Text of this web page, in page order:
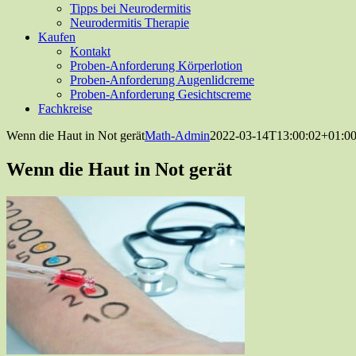
Tipps bei Neurodermitis
Neurodermitis Therapie
Kaufen
Kontakt
Proben-Anforderung Körperlotion
Proben-Anforderung Augenlidcreme
Proben-Anforderung Gesichtscreme
Fachkreise
Wenn die Haut in Not gerätMath-Admin2022-03-14T13:00:02+01:00
Wenn die Haut in Not gerät